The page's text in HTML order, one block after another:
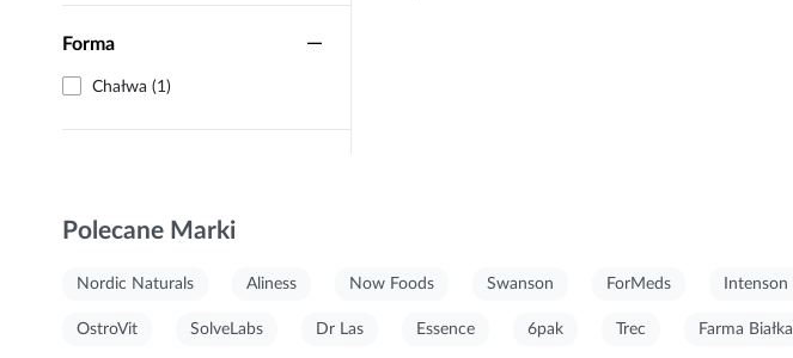
Forma
Chałwa (1)
Polecane Marki
Nordic Naturals Aliness Now Foods Swanson ForMeds Intenson
OstroVit SolveLabs Dr Las Essence 6pak Trec Farma Białka